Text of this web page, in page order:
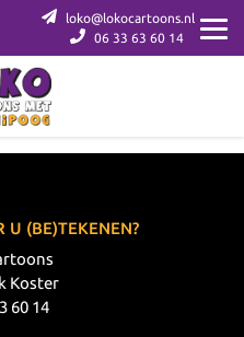
loko@lokocartoons.nl
06 33 63 60 14
U (BE)TEKENEN?
Koster
60 14